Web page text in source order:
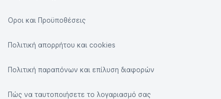
Οροι και Προϋποθέσεις
Πολιτική απορρήτου και cookies
Πολιτική παραπόνων και επίλυση διαφορών
Πώς να ταυτοποιήσετε το λογαριασμό σας